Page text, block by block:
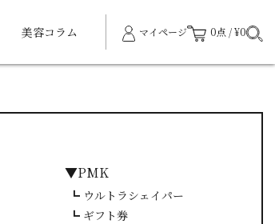
美容コラム マイページ 0点 / ¥0
▼PMK
┗ ウルトラシェイパー
┗ ギフト券